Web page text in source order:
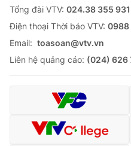
Tổng đài VTV: 024.38 355
Ðiện thoại Thời báo VTV: 0988
Email: toasoan@vtv.vn
Liên hệ quảng cáo: (024) 626